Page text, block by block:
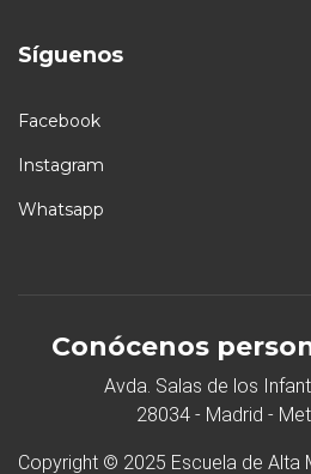
Síguenos
Facebook
Instagram
Whatsapp
Conócenos
Avda. Salas de los
28034 - Madrid -
Copyright © 2025 Escuela de Alta